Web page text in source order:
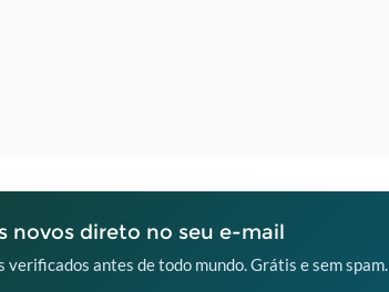
novos direto no seu e-mail
verificados antes de todo mundo. Grátis e sem spam.